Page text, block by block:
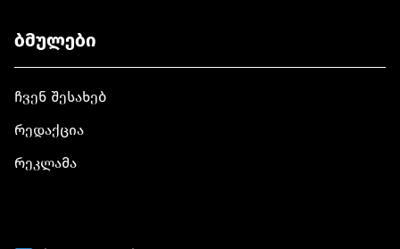
ბმულები
ჩვენ შესახებ
რედაქცია
რეკლამა